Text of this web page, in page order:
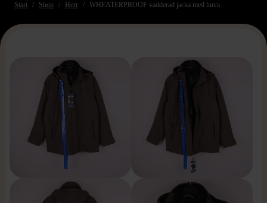
Start Shop Herr WHEATERPROOF vadderad jacka med huva